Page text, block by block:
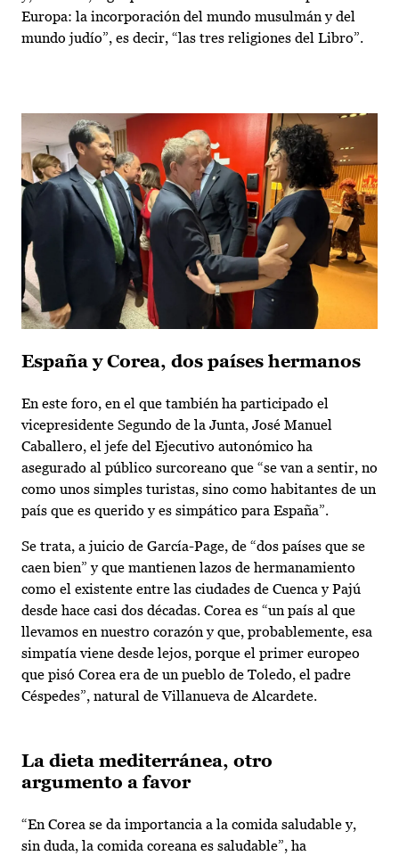
Europa: la incorporación del mundo musulmán y del
mundo judío”, es decir, “las tres religiones del Libro”.
España y Corea, dos países hermanos
En este foro, en el que también ha participado el
vicepresidente Segundo de la Junta, José Manuel
Caballero, el jefe del Ejecutivo autonómico ha
asegurado al público surcoreano que “se van a sentir, no
como unos simples turistas, sino como habitantes de un
país que es querido y es simpático para España”.
Se trata, a juicio de García-Page, de “dos países que se
caen bien” y que mantienen lazos de hermanamiento
como el existente entre las ciudades de Cuenca y Pajú
desde hace casi dos décadas. Corea es “un país al que
llevamos en nuestro corazón y que, probablemente, esa
simpatía viene desde lejos, porque el primer europeo
que pisó Corea era de un pueblo de Toledo, el padre
Céspedes”, natural de Villanueva de Alcardete.
La dieta mediterránea, otro
argumento a favor
“En Corea se da importancia a la comida saludable y,
sin duda, la comida coreana es saludable”, ha